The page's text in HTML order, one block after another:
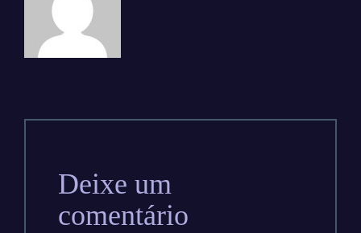
Deixe um
comentário